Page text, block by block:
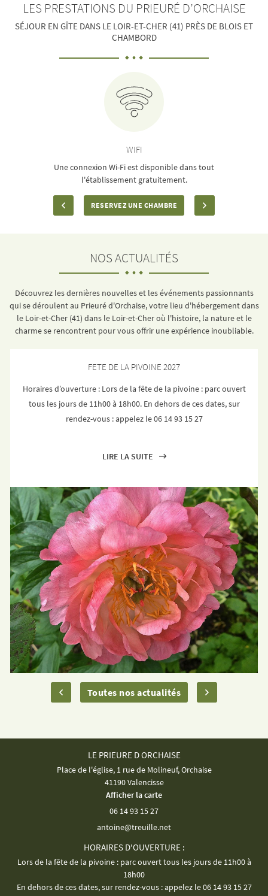
LES PRESTATIONS DU PRIEURÉ D’ORCHAISE
SÉJOUR EN GÎTE DANS LE LOIR-ET-CHER (41) PRÈS DE BLOIS ET
CHAMBORD
WIFI
Une connexion Wi-Fi est disponible dans tout
l'établissement gratuitement.
RESERVEZ UNE CHAMBRE
NOS ACTUALITÉS
Découvrez les dernières nouvelles et les événements passionnants
qui se déroulent au Prieuré d'Orchaise, votre lieu d'hébergement dans
le Loir-et-Cher (41) dans le Loir-et-Cher où l'histoire, la nature et le
charme se rencontrent pour vous offrir une expérience inoubliable.
FETE DE LA PIVOINE 2027
Horaires d’ouverture : Lors de la fête de la pivoine : parc ouvert
tous les jours de 11h00 à 18h00. En dehors de ces dates, sur
rendez-vous : appelez le 06 14 93 15 27
LIRE LA SUITE
Toutes nos actualités
LE PRIEURE D ORCHAISE
Place de l'église, 1 rue de Molineuf, Orchaise
41190 Valencisse
Afficher la carte
06 14 93 15 27
HORAIRES D'OUVERTURE :
Lors de la fête de la pivoine : parc ouvert tous les jours de 11h00 à
18h00
En dehors de ces dates, sur rendez-vous : appelez le 06 14 93 15 27